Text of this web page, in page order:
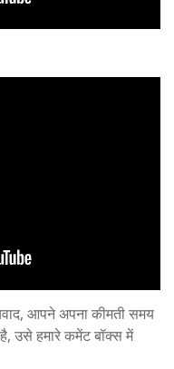
आपने अपना कीमती समय
उसे हमारे कमेंट बॉक्स में